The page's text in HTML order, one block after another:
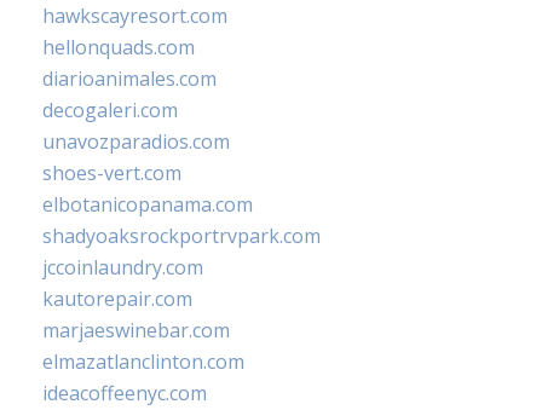
hawkscayresort.com
hellonquads.com
diarioanimales.com
decogaleri.com
unavozparadios.com
shoes-vert.com
elbotanicopanama.com
shadyoaksrockportrvpark.com
jccoinlaundry.com
kautorepair.com
marjaeswinebar.com
elmazatlanclinton.com
ideacoffeenyc.com